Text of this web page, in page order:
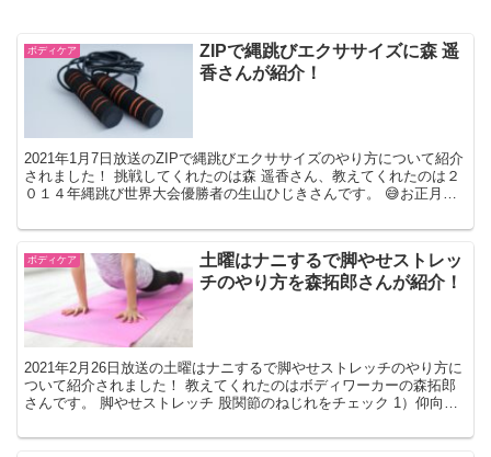
ボディケア
ZIPで縄跳びエクササイズに森 遥
香さんが紹介！
2021年1月7日放送のZIPで縄跳びエクササイズのやり方について紹介
されました！ 挑戦してくれたのは森 遥香さん、教えてくれたのは２
０１４年縄跳び世界大会優勝者の生山ひじきさんです。 😅お正月太
ボディケア
土曜はナニするで脚やせストレッ
チのやり方を森拓郎さんが紹介！
2021年2月26日放送の土曜はナニするで脚やせストレッチのやり方に
ついて紹介されました！ 教えてくれたのはボディワーカーの森拓郎
さんです。 脚やせストレッチ 股関節のねじれをチェック 1）仰向け